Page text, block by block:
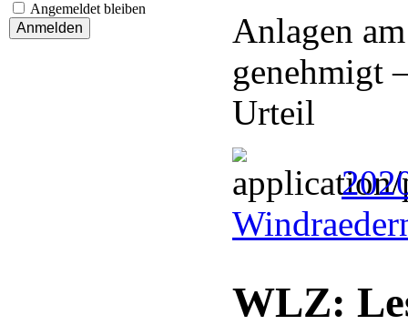
Angemeldet bleiben
Anlagen
genehmigt
Urteil
WLZ: